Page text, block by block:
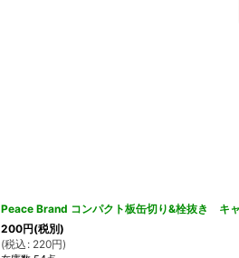
Peace Brand コンパクト板缶切り&栓抜き キ
200円(税別)
(税込 : 220円)